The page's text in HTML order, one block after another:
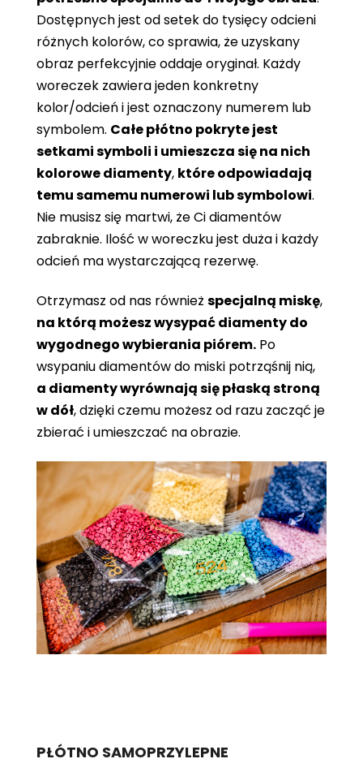
Dostępnych jest od setek do tysięcy odcieni
różnych kolorów, co sprawia, że ​​uzyskany
obraz perfekcyjnie oddaje oryginał. Każdy
woreczek zawiera jeden konkretny
kolor/odcień i jest oznaczony numerem lub
symbolem. Całe płótno pokryte jest
setkami symboli i umieszcza się na nich
kolorowe diamenty, które odpowiadają
temu samemu numerowi lub symbolowi.
Nie musisz się martwi, że Ci diamentów
zabraknie. Ilość w woreczku jest duża i każdy
odcień ma wystarczającą rezerwę.
Otrzymasz od nas również specjalną miskę,
na którą możesz wysypać diamenty do
wygodnego wybierania piórem. Po
wsypaniu diamentów do miski potrząśnij nią,
a diamenty wyrównają się płaską stroną
w dół, dzięki czemu możesz od razu zacząć je
zbierać i umieszczać na obrazie.
PŁÓTNO SAMOPRZYLEPNE